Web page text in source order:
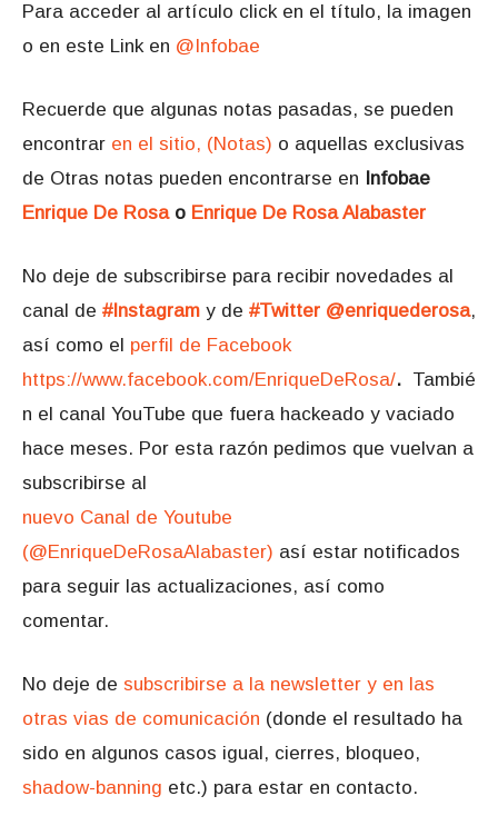
Para acceder al artículo click en el título, la imagen
o en este Link en @Infobae
Recuerde que algunas notas pasadas, se pueden
encontrar en el sitio, (Notas) o aquellas exclusivas
de Otras notas pueden encontrarse en Infobae
Enrique De Rosao Enrique De Rosa Alabaster
No deje de subscribirse para recibir novedades al
canal de #Instagram y de #Twitter @enriquederosa,
así como el perfil de Facebook
https://www.facebook.com/EnriqueDeRosa/. Tambié
n el canal YouTube que fuera hackeado y vaciado
hace meses. Por esta razón pedimos que vuelvan a
subscribirse al
nuevo Canal de Youtube
(@EnriqueDeRosaAlabaster) así estar notificados
para seguir las actualizaciones, así como
comentar.
No deje de subscribirse a la newsletter y en las
otras vias de comunicación (donde el resultado ha
sido en algunos casos igual, cierres, bloqueo,
shadow-banning etc.) para estar en contacto.